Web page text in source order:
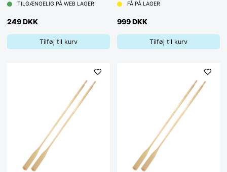
TILGÆNGELIG PÅ WEB LAGER
249 DKK
Tilføj til kurv
FÅ PÅ LAGER
999 DKK
Tilføj til kurv